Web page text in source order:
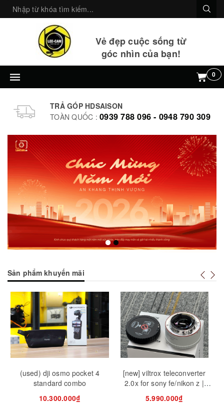
Vẻ đẹp cuộc sống từ
góc nhìn của bạn!
0
TRẢ GÓP HDSAISON
TOÀN QUỐC :0939 788 096 - 0948 790 309
Sản phẩm khuyến mãi
(used) dji osmo pocket 4
standard combo
10.300.000₫
[new] viltrox teleconverter
2.0x for sony fe/nikon z |
chính hãng
5.990.000₫
Tuỳ chọn Mua hàng